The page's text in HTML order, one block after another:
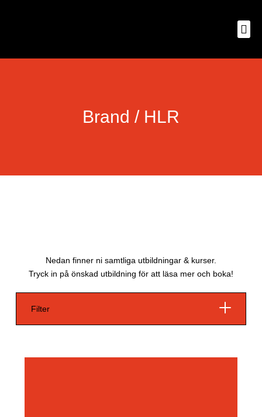
Brand / HLR
Nedan finner ni samtliga utbildningar & kurser.
Tryck in på önskad utbildning för att läsa mer och boka!
Filter